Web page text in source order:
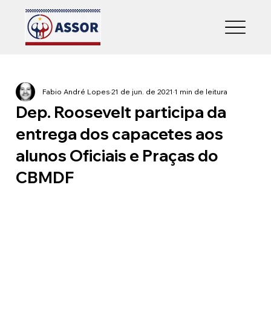
Dep. Roosevelt participa da
entrega dos capacetes aos
alunos Oficiais e Praças do
CBMDF
Fabio André Lopes21 de jun. de 2021 1 min de leitura